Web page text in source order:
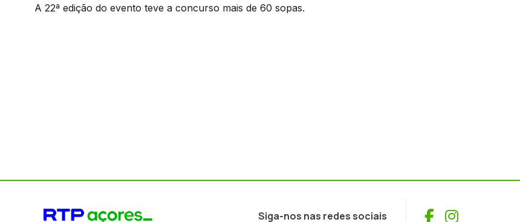
A 22ª edição do evento teve a concurso mais de 60 sopas.
Siga-nos nas redes sociais Facebook
Instagram